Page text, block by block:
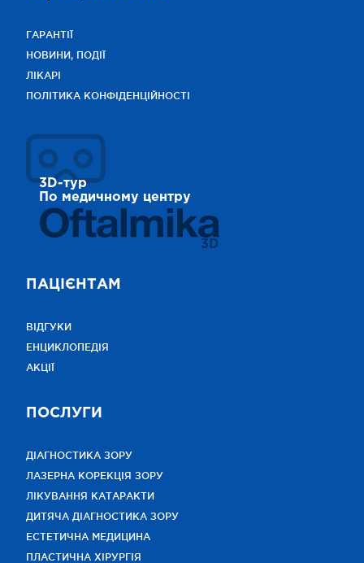
ГАРАНТІЇ
НОВИНИ, ПОДІЇ
ЛІКАРІ
ПОЛІТИКА КОНФІДЕНЦІЙНОСТІ
3D-тур
По медичному центру
3D
ПАЦІЄНТАМ
ВІДГУКИ
ЕНЦИКЛОПЕДІЯ
АКЦІЇ
ПОСЛУГИ
ДІАГНОСТИКА ЗОРУ
ЛАЗЕРНА КОРЕКЦІЯ ЗОРУ
ЛІКУВАННЯ КАТАРАКТИ
ДИТЯЧА ДІАГНОСТИКА ЗОРУ
ЕСТЕТИЧНА МЕДИЦИНА
ПЛАСТИЧНА ХІРУРГІЯ